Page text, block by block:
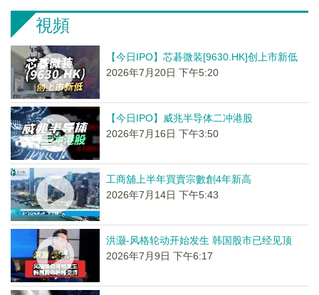
視頻
【今日IPO】芯碁微装[9630.HK]创上市新低
2026年7月20日 下午5:20
【今日IPO】威兆半导体二冲港股
2026年7月16日 下午3:50
工商舖上半年買賣宗數創4年新高
2026年7月14日 下午5:43
洪灏-风格轮动开始发生 韩国股市已经见顶
2026年7月9日 下午6:17